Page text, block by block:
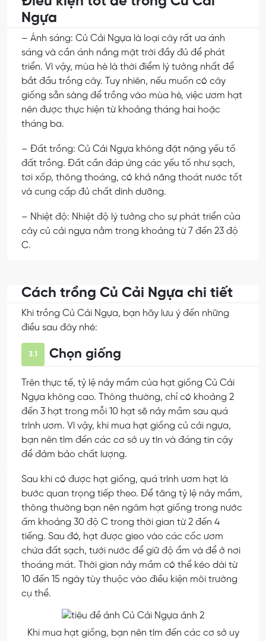
Ngựa
– Ánh sáng: Củ Cải Ngựa là loại cây rất ưa ánh
sáng và cần ánh nắng mặt trời đầy đủ để phát
triển. Vì vậy, mùa hè là thời điểm lý tưởng nhất để
bắt đầu trồng cây. Tuy nhiên, nếu muốn có cây
giống sẵn sàng để trồng vào mùa hè, việc ươm hạt
nên được thực hiện từ khoảng tháng hai hoặc
tháng ba.
– Đất trồng: Củ Cải Ngựa không đặt nặng yếu tố
đất trồng. Đất cần đáp ứng các yếu tố như sạch,
tơi xốp, thông thoáng, có khả năng thoát nước tốt
và cung cấp đủ chất dinh dưỡng.
– Nhiệt độ: Nhiệt độ lý tưởng cho sự phát triển của
cây củ cải ngựa nằm trong khoảng từ 7 đến 23 độ
C.
Cách trồng Củ Cải Ngựa chi tiết
Khi trồng Củ Cải Ngựa, bạn hãy lưu ý đến những
điều sau đây nhé:
3.1 Chọn giống
Trên thực tế, tỷ lệ nảy mầm của hạt giống Củ Cải
Ngựa không cao. Thông thường, chỉ có khoảng 2
đến 3 hạt trong mỗi 10 hạt sẽ nảy mầm sau quá
trình ươm. Vì vậy, khi mua hạt giống củ cải ngựa,
bạn nên tìm đến các cơ sở uy tín và đáng tin cậy
để đảm bảo chất lượng.
Sau khi có được hạt giống, quá trình ươm hạt là
bước quan trọng tiếp theo. Để tăng tỷ lệ nảy mầm,
thông thường bạn nên ngâm hạt giống trong nước
ấm khoảng 30 độ C trong thời gian từ 2 đến 4
tiếng. Sau đó, hạt được gieo vào các cốc ươm
chứa đất sạch, tưới nước để giữ độ ẩm và để ở nơi
thoáng mát. Thời gian nảy mầm có thể kéo dài từ
10 đến 15 ngày tùy thuộc vào điều kiện môi trường
cụ thể.
Khi mua hạt giống, bạn nên tìm đến các cơ sở uy